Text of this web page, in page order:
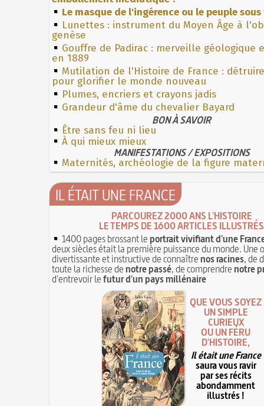
Le masque de l'ingérence ou le peuple
Lunettes : instrument du Moyen Âge à
genèse
Gouffre de Padirac : merveille géologique
en 1889
Mutilation de l'Histoire de France :
pour glorifier le monde nouveau
Plumes, encriers et crayons jadis
Grandeur d'âme du chevalier Bayard
BON À SAVOIR
Être sans feu ni lieu
À qui mieux mieux
MANIFESTATIONS / EXPOSITIONS
Maternités, archéologie de la figure
IL ÉTAIT UNE FRANCE
PARCOUREZ 2000 ANS L'HISTOIRE
LE TEMPS DE 1600 ARTICLES ILLUSTRÉS
1400 pages brossant leportrait vivifiant d'une
deux siècles était la première puissance du monde. Une
divertissante et instructive de connaîtrenos racines, de
toute la richesse denotre passé, de comprendrenotre
d'entrevoir lefutur d'un pays millénaire
QUE VOUS SOYEZ
UN SIMPLE
CURIEUX
OU UN FÉRU
D'HISTOIRE,
Il était une France
saura vous ravir
par ses récits
abondamment
illustrés !